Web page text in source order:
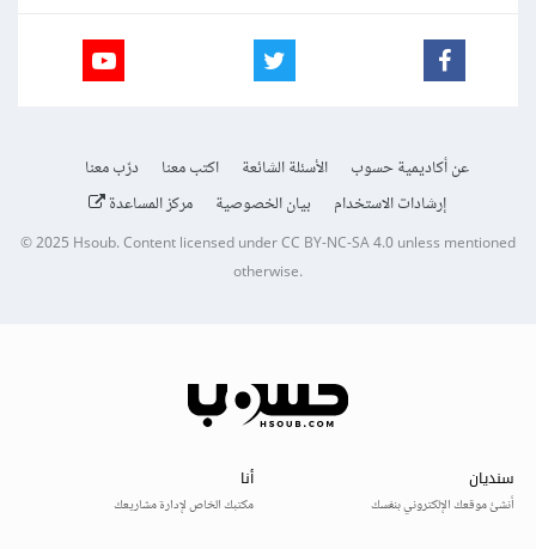
عن أكاديمية حسوب الأسئلة الشائعة اكتب معنا
درّب معنا
إرشادات الاستخدام
بيان الخصوصية مركز المساعدة
© 2025Hsoub.Content licensed underCC BY-NC-SA 4.0unless mentioned
otherwise.